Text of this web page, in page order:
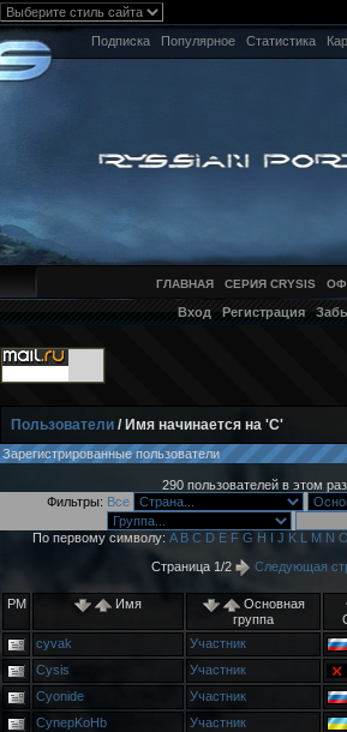
Подписка Популярное Статистика
ГЛАВНАЯ СЕРИЯ CRYSIS
Вход Регистрация
Пользователи / Имя начинается на 'C'
Зарегистрированные пользователи
290 пользователей в этом
Фильтры: Все
По первому символу: A B C D E F G H I J K L M N O
Страница 1/2
Следующая
PM Имя
Основная
группа
cyvak
Участник
Cysis
Участник
Cyonide
Участник
CynepKoHb
Участник